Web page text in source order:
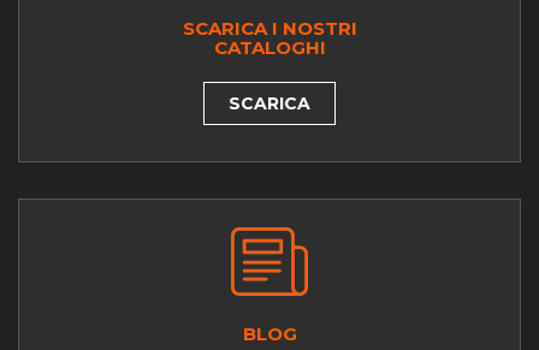
SCARICA I NOSTRI
CATALOGHI
SCARICA
BLOG